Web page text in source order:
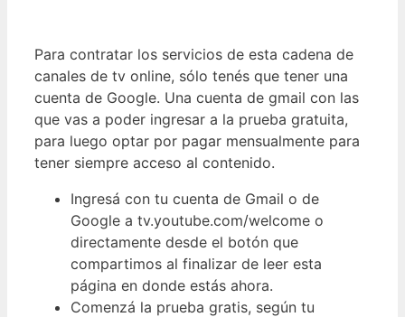
Para contratar los servicios de esta cadena de
canales de tv online, sólo tenés que tener una
cuenta de Google. Una cuenta de gmail con las
que vas a poder ingresar a la prueba gratuita,
para luego optar por pagar mensualmente para
tener siempre acceso al contenido.
Ingresá con tu cuenta de Gmail o de
Google a tv.youtube.com/welcome o
directamente desde el botón que
compartimos al finalizar de leer esta
página en donde estás ahora.
Comenzá la prueba gratis, según tu